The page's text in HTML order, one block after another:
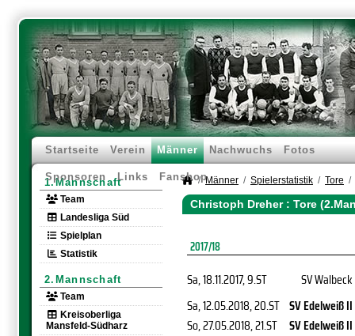
Startseite Verein Männer Nachwuchs Fotos
Sponsoren Links Fanshop
1.Mannschaft
Team
Landesliga Süd
Spielplan
Statistik
2.Mannschaft
Team
Kreisoberliga
Mansfeld-Südharz
Männer Spielerstatistik Tore
Christoph Dreher : Tore
2017/18
Sa, 18.11.2017, 9.ST
SV Walbeck
Sa, 12.05.2018, 20.ST SV Edelweiß II
So, 27.05.2018, 21.ST SV Edelweiß II